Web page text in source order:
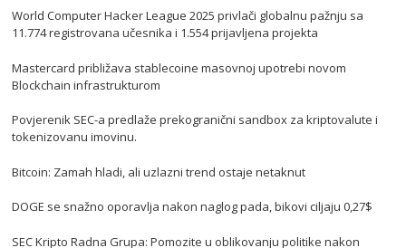
World Computer Hacker League 2025 privlači globalnu pažnju sa
11.774 registrovana učesnika i 1.554 prijavljena projekta
Mastercard približava stablecoine masovnoj upotrebi novom
Blockchain infrastrukturom
Povjerenik SEC-a predlaže prekogranični sandbox za kriptovalute i
tokenizovanu imovinu.
Bitcoin: Zamah hladi, ali uzlazni trend ostaje netaknut
DOGE se snažno oporavlja nakon naglog pada, bikovi ciljaju 0,27$
SEC Kripto Radna Grupa: Pomozite u oblikovanju politike nakon